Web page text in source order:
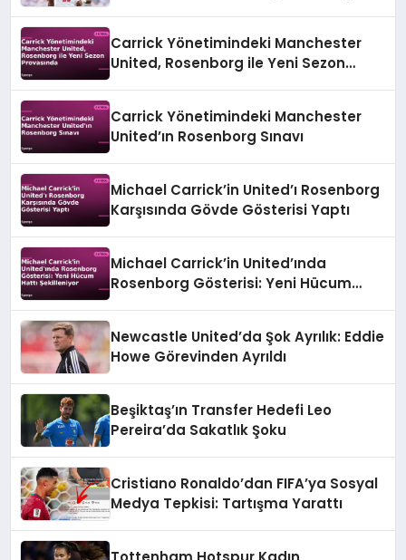
Carrick Yönetimindeki Manchester
United, Rosenborg ile Yeni Sezon
Carrick Yönetimindeki Manchester
United’ın Rosenborg Sınavı
Michael Carrick’in United’ı Rosenborg
Karşısında Gövde Gösterisi Yaptı
Michael Carrick’in United’ında
Rosenborg Gösterisi: Yeni Hücum
Newcastle United’da Şok Ayrılık: Eddie
Howe Görevinden Ayrıldı
Beşiktaş’ın Transfer Hedefi Leo
Pereira’da Sakatlık Şoku
Cristiano Ronaldo’dan FIFA’ya Sosyal
Medya Tepkisi: Tartışma Yarattı